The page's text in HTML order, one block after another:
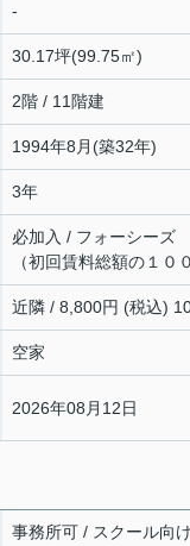
-
30.17坪(99.75㎡)
2階 / 11階建
1994年8月(築32年)
3年
必加入 / フォーシーズ
（初回賃料総額の１０
近隣 / 8,800円 (税込)
空家
2026年08月12日
事務所可 / スクール向